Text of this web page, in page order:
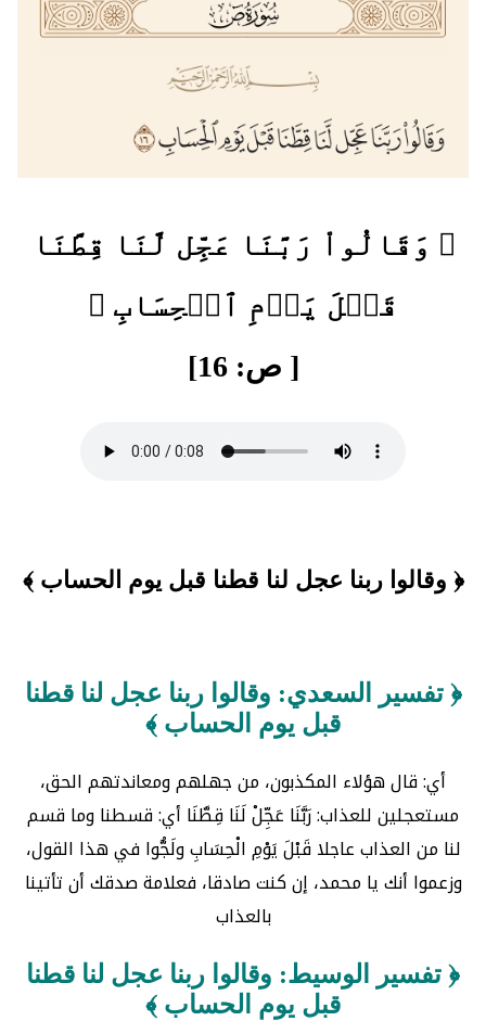
﴿ وَقَالُواْ رَبَّنَا عَجِّل لَّنَا قِطَّنَا
قَبۡلَ يَوۡمِ ٱلۡحِسَابِ ﴾
[ ص: 16]
﴿ وقالوا ربنا عجل لنا قطنا قبل يوم الحساب ﴾
﴿ تفسير السعدي: وقالوا ربنا عجل لنا قطنا
قبل يوم الحساب ﴾
أي: قال هؤلاء المكذبون، من جهلهم ومعاندتهم الحق،
مستعجلين للعذاب: رَبَّنَا عَجِّلْ لَنَا قِطَّنَا أي: قسطنا وما قسم
لنا من العذاب عاجلا قَبْلَ يَوْمِ الْحِسَابِ ولَجُّوا في هذا القول،
وزعموا أنك يا محمد، إن كنت صادقا، فعلامة صدقك أن تأتينا
بالعذاب
﴿ تفسير الوسيط: وقالوا ربنا عجل لنا قطنا
قبل يوم الحساب ﴾